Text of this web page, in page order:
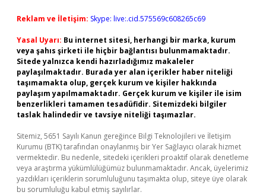
Reklam ve İletişim: Skype: live:.cid.575569c608265c69
Yasal Uyarı: Bu internet sitesi, herhangi bir marka, kurum
veya şahıs şirketi ile hiçbir bağlantısı bulunmamaktadır.
Sitede yalnızca kendi hazırladığımız makaleler
paylaşılmaktadır. Burada yer alan içerikler haber niteliği
taşımamakta olup, gerçek kurum ve kişiler hakkında
paylaşım yapılmamaktadır. Gerçek kurum ve kişiler ile isim
benzerlikleri tamamen tesadüfidir. Sitemizdeki bilgiler
taslak halindedir ve tavsiye niteliği taşımazlar.
Sitemiz, 5651 Sayılı Kanun gereğince Bilgi Teknolojileri ve İletişim
Kurumu (BTK) tarafından onaylanmış bir Yer Sağlayıcı olarak hizmet
vermektedir. Bu nedenle, sitedeki içerikleri proaktif olarak denetleme
veya araştırma yükümlülüğümüz bulunmamaktadır. Ancak, üyelerimiz
yazdıkları içeriklerin sorumluluğunu taşımakta olup, siteye üye olarak
bu sorumluluğu kabul etmiş sayılırlar.